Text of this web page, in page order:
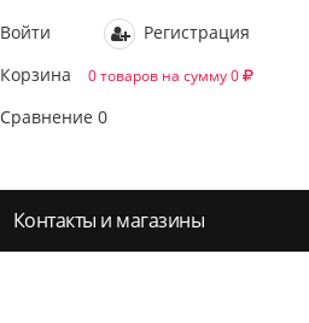
Войти
Регистрация
Корзина
0 товаров на сумму 0
Сравнение 0
Контакты и магазины